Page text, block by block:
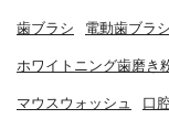
歯ブラシ 電動歯ブラシ
ホワイトニング歯磨き
マウスウォッシュ 口